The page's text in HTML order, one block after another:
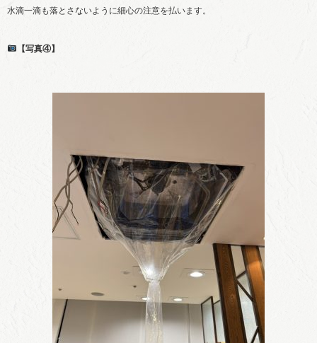
水滴一滴も落とさないように細心の注意を払います。
【写真④】